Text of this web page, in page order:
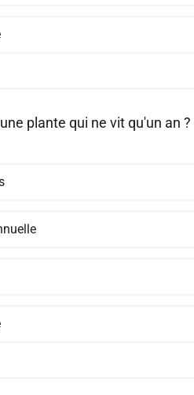
plante qui ne vit qu'un an ?